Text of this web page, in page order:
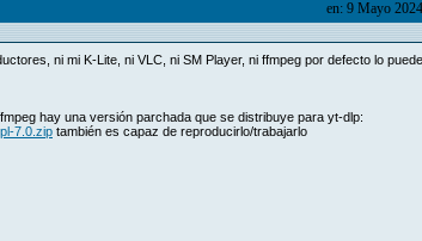
en: 9 Mayo
ni mi K-Lite, ni VLC, ni SM Player, ni ffmpeg por defecto lo
hay una versión parchada que se distribuye para yt-dlp:
7.0.zip también es capaz de reproducirlo/trabajarlo